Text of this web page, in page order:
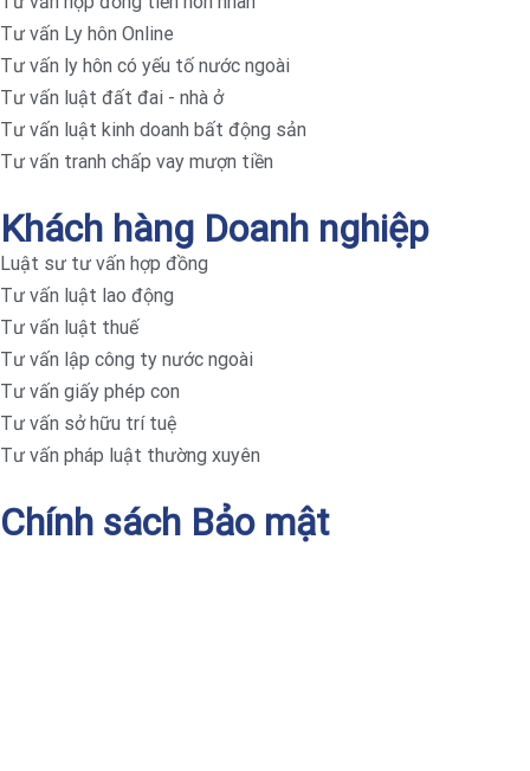
Tư vấn Ly hôn Online
Tư vấn ly hôn có yếu tố nước ngoài
Tư vấn luật đất đai - nhà ở
Tư vấn luật kinh doanh bất động sản
Tư vấn tranh chấp vay mượn tiền
Khách hàng Doanh nghiệp
Luật sư tư vấn hợp đồng
Tư vấn luật lao động
Tư vấn luật thuế
Tư vấn lập công ty nước ngoài
Tư vấn giấy phép con
Tư vấn sở hữu trí tuệ
Tư vấn pháp luật thường xuyên
Chính sách Bảo mật